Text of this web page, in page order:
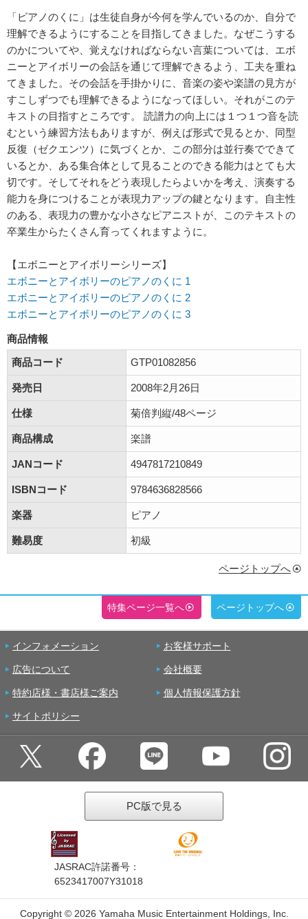
「ピアノのくに」は生徒自身が今何を学んでいるのか、自分で
理解できるようにすることを目指してきました。なぜこうする
のかについてや、覚えなければならない言葉については、エボ
ニーとアイボリーの会話を通じて理解できるよう、工夫を重ね
てきました。その会話を手掛かりに、音楽の姿や楽譜の見方が
すこしずつでも理解できるようになってほしい。それがこのテ
キストの目指すところです。 読譜力の向上には１つ１つ音を読
むという練習方法もありますが、例えば形式で見るとか、同型
反復（ゼクエンツ）に気づくとか、この部分は並行奏でできて
いるとか、ある集合体として見ることのできる能力はとても大
切です。そしてそれをどう表現したらよいかを考え、演奏する
能力を身につけることが表現力アップの鍵となります。自主性
のある、表現力の豊かな小さなピアニストが、このテキストの
卒業生からたくさん育ってくれますように。
【エボニーとアイボリーシリーズ】
エボニーとアイボリーのピアノのくに 1
エボニーとアイボリーのピアノのくに 2
エボニーとアイボリーのピアノのくに 3
商品情報
商品コード
GTP01082856
発売日 2008年2月26日
仕様 菊倍判縦/48ページ
商品構成 楽譜
JANコード 4947817210849
ISBNコード 9784636828566
楽器 ピアノ
難易度 初級
ページトップへ
特集ページ一覧へ ページトップへ
インフォメーション お客様サポート
広告について 会社概要
特約店様・書店様ご案内 個人情報保護方針
サイトポリシー
PC版で見る
JASRAC許諾番号：
6523417007Y31018
Copyright © 2026 Yamaha Music Entertainment Holdings, Inc.